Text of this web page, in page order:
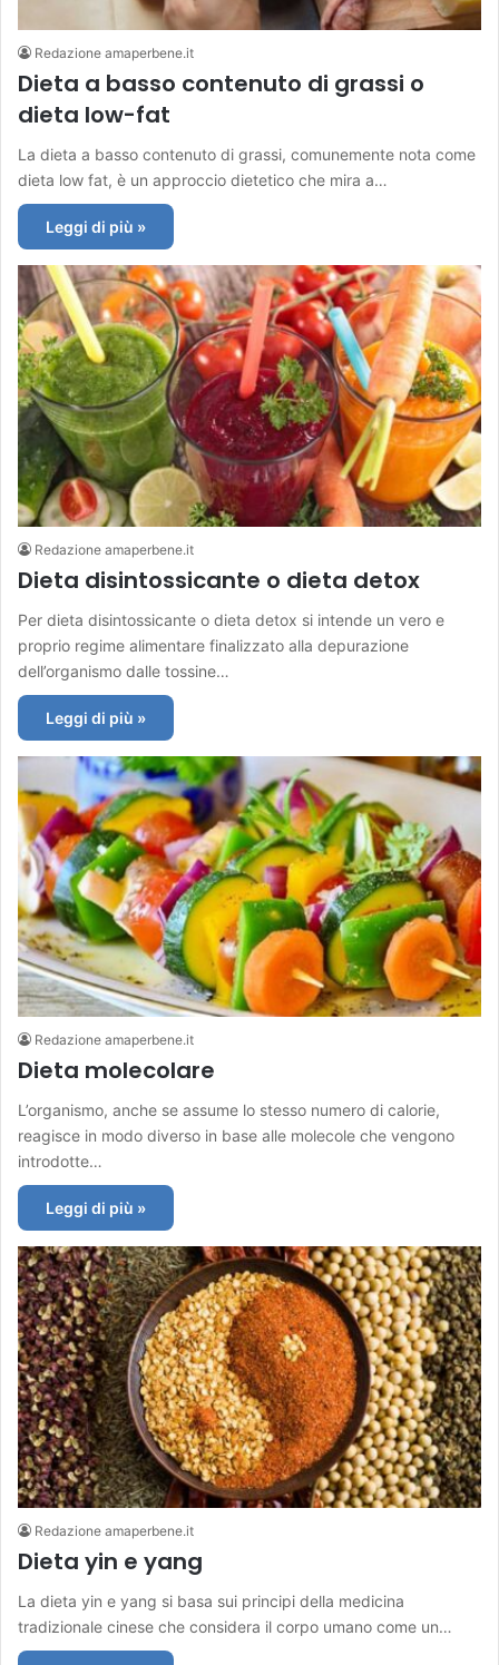
Redazione amaperbene.it
Dieta a basso contenuto di grassi o
dieta low-fat
La dieta a basso contenuto di grassi, comunemente nota come
dieta low fat, è un approccio dietetico che mira a…
Leggi di più »
Redazione amaperbene.it
Dieta disintossicante o dieta detox
Per dieta disintossicante o dieta detox si intende un vero e
proprio regime alimentare finalizzato alla depurazione
dell’organismo dalle tossine…
Leggi di più »
Redazione amaperbene.it
Dieta molecolare
L’organismo, anche se assume lo stesso numero di calorie,
reagisce in modo diverso in base alle molecole che vengono
introdotte…
Leggi di più »
Redazione amaperbene.it
Dieta yin e yang
La dieta yin e yang si basa sui principi della medicina
tradizionale cinese che considera il corpo umano come un…